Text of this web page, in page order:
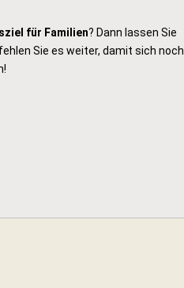
für Familien? Dann lassen Sie
Sie es weiter, damit sich noch